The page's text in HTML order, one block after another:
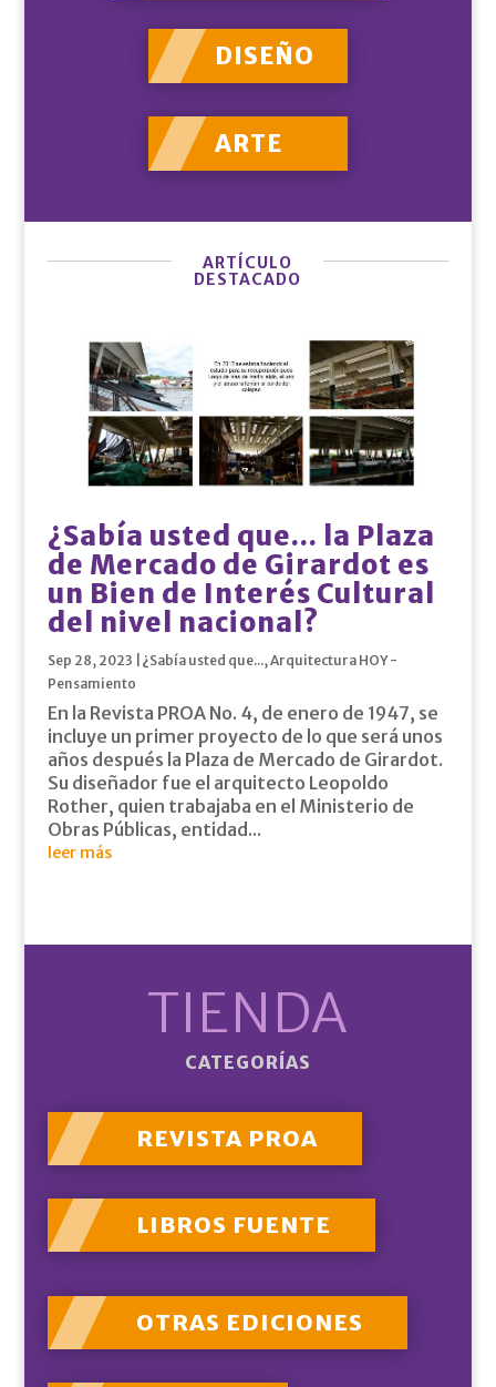
DISEÑO
ARTE
ARTÍCULO
DESTACADO
¿Sabía usted que… la Plaza
de Mercado de Girardot es
un Bien de Interés Cultural
del nivel nacional?
Sep 28, 2023 ¿Sabía usted que..., Arquitectura HOY -
Pensamiento
En la Revista PROA No. 4, de enero de 1947, se
incluye un primer proyecto de lo que será unos
años después la Plaza de Mercado de Girardot.
Su diseñador fue el arquitecto Leopoldo
Rother, quien trabajaba en el Ministerio de
Obras Públicas, entidad...
leer más
TIENDA
CATEGORÍAS
REVISTA PROA
LIBROS FUENTE
OTRAS EDICIONES